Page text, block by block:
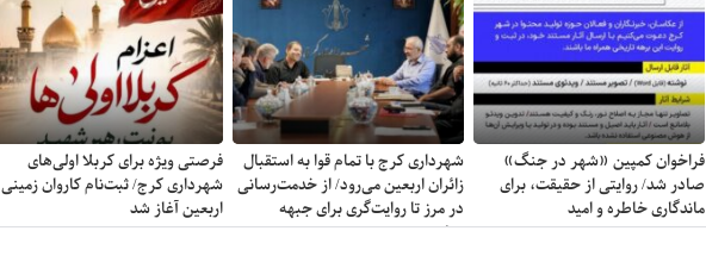
فراخوان کمپین «شهر در جنگ»
صادر شد/ روایتی از حقیقت، برای
ماندگاری خاطره و امید
شهرداری کرج با تمام قوا به استقبال
زائران اربعین می‌رود/ از خدمت‌رسانی
در مرز تا روایت‌گری برای جبهه
مقاومت
فرصتی ویژه برای کربلا اولی‌های
شهرداری کرج/ ثبت‌نام کاروان زمینی
اربعین آغاز شد